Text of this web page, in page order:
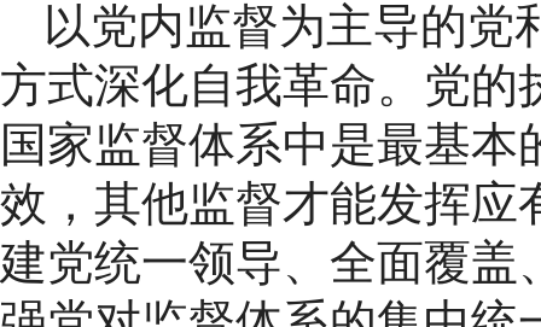
以党内监督为主导的党
方式深化自我革命。党的
国家监督体系中是最基
效，其他监督才能发挥应
建党统一领导、全面覆盖